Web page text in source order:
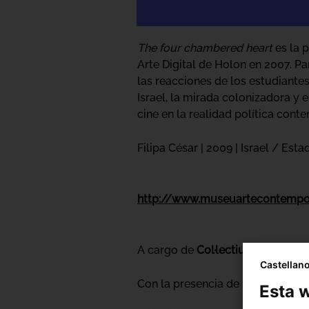
The four chambered heartes la
Arte Digital de Holon en 2007.
las reacciones de los
Israel, la mirada colonizadora y
cine en la realidad política
Filipa César | 2009 | Israel /
http://
A cargo de Col·lectiu 1080
Con la presencia de la directora
Esta